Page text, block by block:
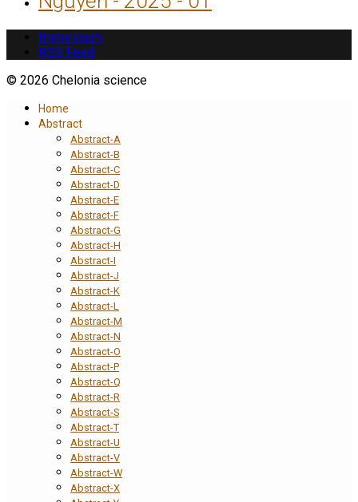
Impressum
RSS Feed
© 2026 Chelonia science
Home
Abstract
Abstract-A
Abstract-B
Abstract-C
Abstract-D
Abstract-E
Abstract-F
Abstract-G
Abstract-H
Abstract-I
Abstract-J
Abstract-K
Abstract-L
Abstract-M
Abstract-N
Abstract-O
Abstract-P
Abstract-Q
Abstract-R
Abstract-S
Abstract-T
Abstract-U
Abstract-V
Abstract-W
Abstract-X